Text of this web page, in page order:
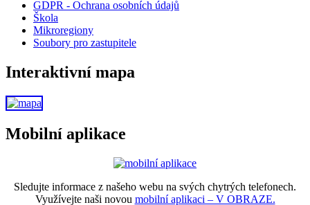
GDPR - Ochrana osobních údajů
Škola
Mikroregiony
Soubory pro zastupitele
Interaktivní mapa
Mobilní aplikace
Sledujte informace z našeho webu na svých chytrých telefonech.
Využívejte naši novou mobilní aplikaci – V OBRAZE.